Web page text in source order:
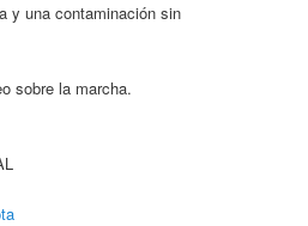
y una contaminación sin
sobre la marcha.